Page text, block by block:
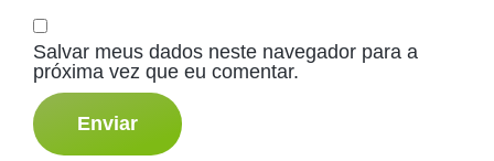
Salvar meus dados neste navegador para a
próxima vez que eu comentar.